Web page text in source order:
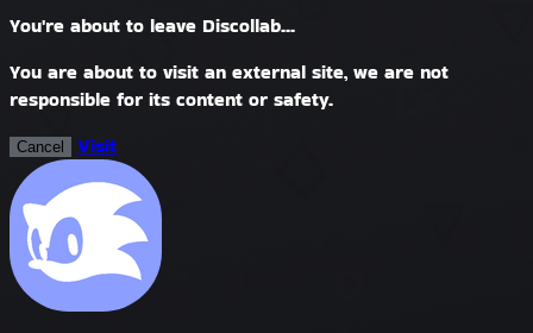
You're about to leave Discollab...
You are about to visit an external site, we are not
responsible for its content or safety.
Cancel Visit